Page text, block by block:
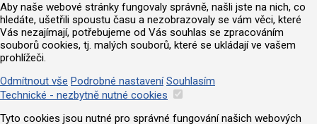
Aby naše webové stránky fungovaly správně, našli jste na nich, co
hledáte, ušetřili spoustu času a nezobrazovaly se vám věci, které
Vás nezajímají, potřebujeme od Vás souhlas se zpracováním
souborů cookies, tj. malých souborů, které se ukládají ve vašem
prohlížeči.
Odmítnout vše Podrobné nastavení Souhlasím
Technické - nezbytně nutné cookies
Tyto cookies jsou nutné pro správné fungování našich webových